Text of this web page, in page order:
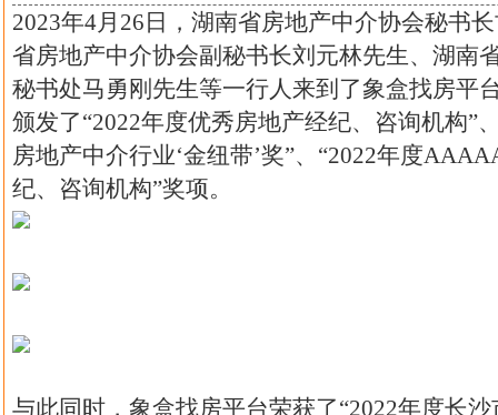
2023年4月26日，湖南省房地产中介协会秘书
省房地产中介协会副秘书长刘元林先生、湖南
秘书处马勇刚先生等一行人来到了象盒找房平
颁发了“2022年度优秀房地产经纪、咨询机构”
房地产中介行业‘金纽带’奖”、“2022年度
纪、咨询机构”奖项。
与此同时，象盒找房平台荣获了“2022年度长